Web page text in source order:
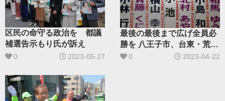
区民の命守る政治を 都議
補選告示もり氏が訴え
0 2023-05-27
最後の最後まで広げ全員必
勝を 八王子市、台東・荒川
区 小池氏が訴え
0 2023-04-22